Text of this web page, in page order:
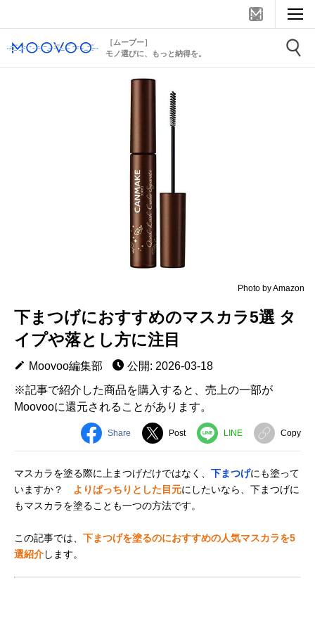
［ムーブー］
モノ選びに、もっと納得を。
Photo by Amazon
下まつげにおすすめのマスカラ5選 タ
イプや落とし方に注目
Moovoo編集部
公開: 2026-03-18
※記事で紹介した商品を購入すると、売上の一部が
Moovooに還元されることがあります。
Share Post LINE Copy
マスカラを塗る際に上まつげだけではなく、 下まつげにも塗って
いますか？
よりぱっちりとした目元にしたいなら、下まつげに
もマスカラを塗ることも一つの方法です。
この記事では、 下まつげを塗るのにおすすめの人気マスカラを5
選紹介します。